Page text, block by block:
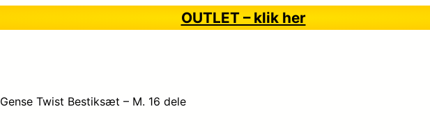
OUTLET – klik her
Gense Twist Bestiksæt – M. 16 dele